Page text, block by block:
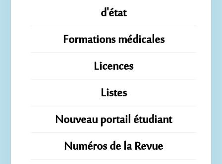
d'état
Formations médicales
Licences
Listes
Nouveau portail étudiant
Numéros de la Revue